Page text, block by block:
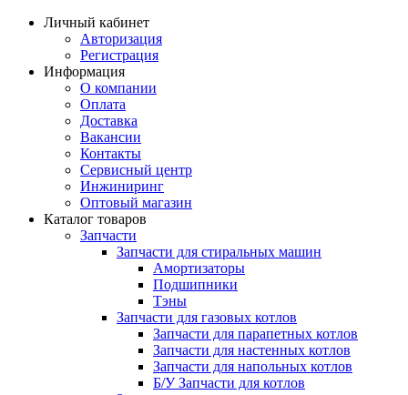
Личный кабинет
Авторизация
Регистрация
Информация
О компании
Оплата
Доставка
Вакансии
Контакты
Сервисный центр
Инжиниринг
Оптовый магазин
Каталог товаров
Запчасти
Запчасти для стиральных машин
Амортизаторы
Подшипники
Тэны
Запчасти для газовых котлов
Запчасти для парапетных котлов
Запчасти для настенных котлов
Запчасти для напольных котлов
Б/У Запчасти для котлов